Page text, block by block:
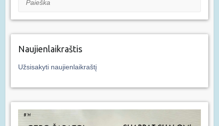
Naujienlaikraštis
Užsisakyti naujienlaikraštį